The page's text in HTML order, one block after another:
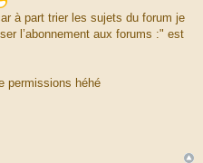
à part trier les sujets du forum je
l’abonnement aux forums :" est
permissions héhé